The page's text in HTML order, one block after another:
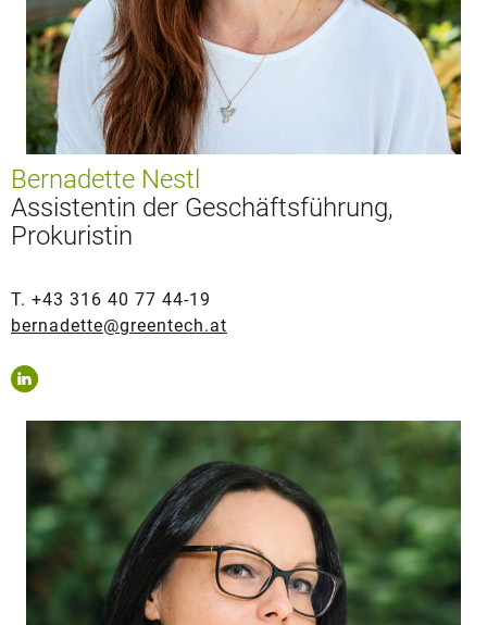
Bernadette Nestl
Assistentin der Geschäftsführung,
Prokuristin
T. +43 316 40 77 44-19
bernadette@greentech.at